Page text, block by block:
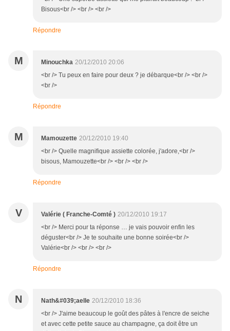
Bisous<br /> <br /> <br />
Répondre
M Minouchka 20/12/2010 20:06
<br /> Tu peux en faire pour deux ? je débarque<br /> <br />
<br />
Répondre
M Mamouzette 20/12/2010 19:40
<br /> Quelle magnifique assiette colorée, j'adore,<br />
bisous, Mamouzette<br /> <br /> <br />
Répondre
V Valérie ( Franche-Comté ) 20/12/2010 19:17
<br /> Merci pour ta réponse … je vais pouvoir enfin les
déguster<br /> Je te souhaite une bonne soirée<br />
Valérie<br /> <br /> <br />
Répondre
N Nath&#039;aelle 20/12/2010 18:36
<br /> J'aime beaucoup le goût des pâtes à l'encre de seiche
et avec cette petite sauce au champagne, ça doit être un